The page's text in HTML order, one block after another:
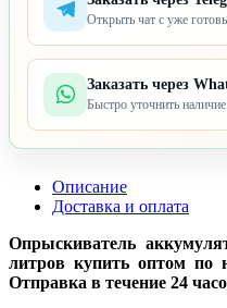
Открыть чат с уже
Заказать через
Быстро уточнить
Описание
Доставка и оплата
Опрыскиватель
литров купить оптом по
Отправка в течение 24